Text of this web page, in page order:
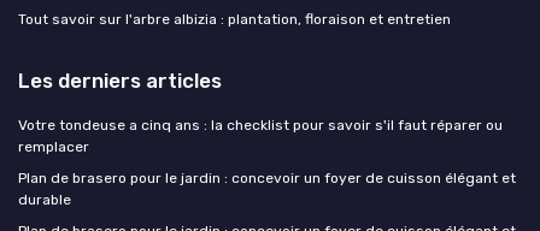
Tout savoir sur l'arbre albizia : plantation, floraison et entretien
Les derniers articles
Votre tondeuse a cinq ans : la checklist pour savoir s'il faut réparer ou
remplacer
Plan de brasero pour le jardin : concevoir un foyer de cuisson élégant et
durable